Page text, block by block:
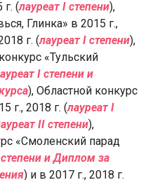
г. (лауреат I степени),
Глинка» в 2015 г.,
г. (лауреат I степени),
«Тульский
I степени и
), Областной конкурс
г., 2018 г. (лауреат I
II степени),
«Смоленский парад
и Диплом за
) и в 2017 г., 2018 г.